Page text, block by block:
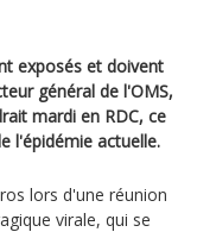
exposés et doivent
général de l'OMS,
mardi en RDC, ce
l'épidémie actuelle.
lors d'une réunion
virale, qui se